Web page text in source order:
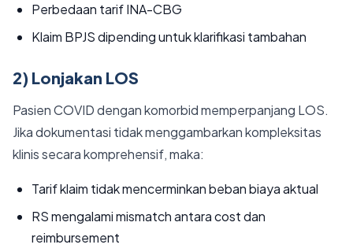
Perbedaan tarif INA-CBG
Klaim BPJS dipending untuk klarifikasi tambahan
2) Lonjakan LOS
Pasien COVID dengan komorbid memperpanjang LOS.
Jika dokumentasi tidak menggambarkan kompleksitas
klinis secara komprehensif, maka:
Tarif klaim tidak mencerminkan beban biaya aktual
RS mengalami mismatch antara cost dan
reimbursement